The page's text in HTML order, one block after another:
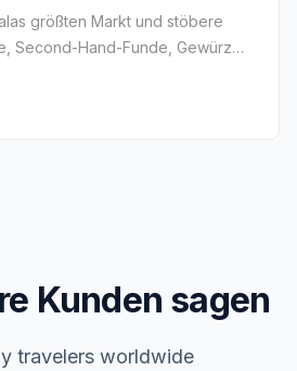
größten Markt und stöbere
Second-Hand-Funde, Gewürze
Kunden sagen
travelers worldwide